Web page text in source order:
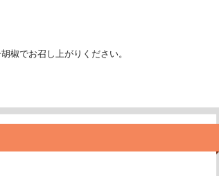
椒でお召し上がりください。